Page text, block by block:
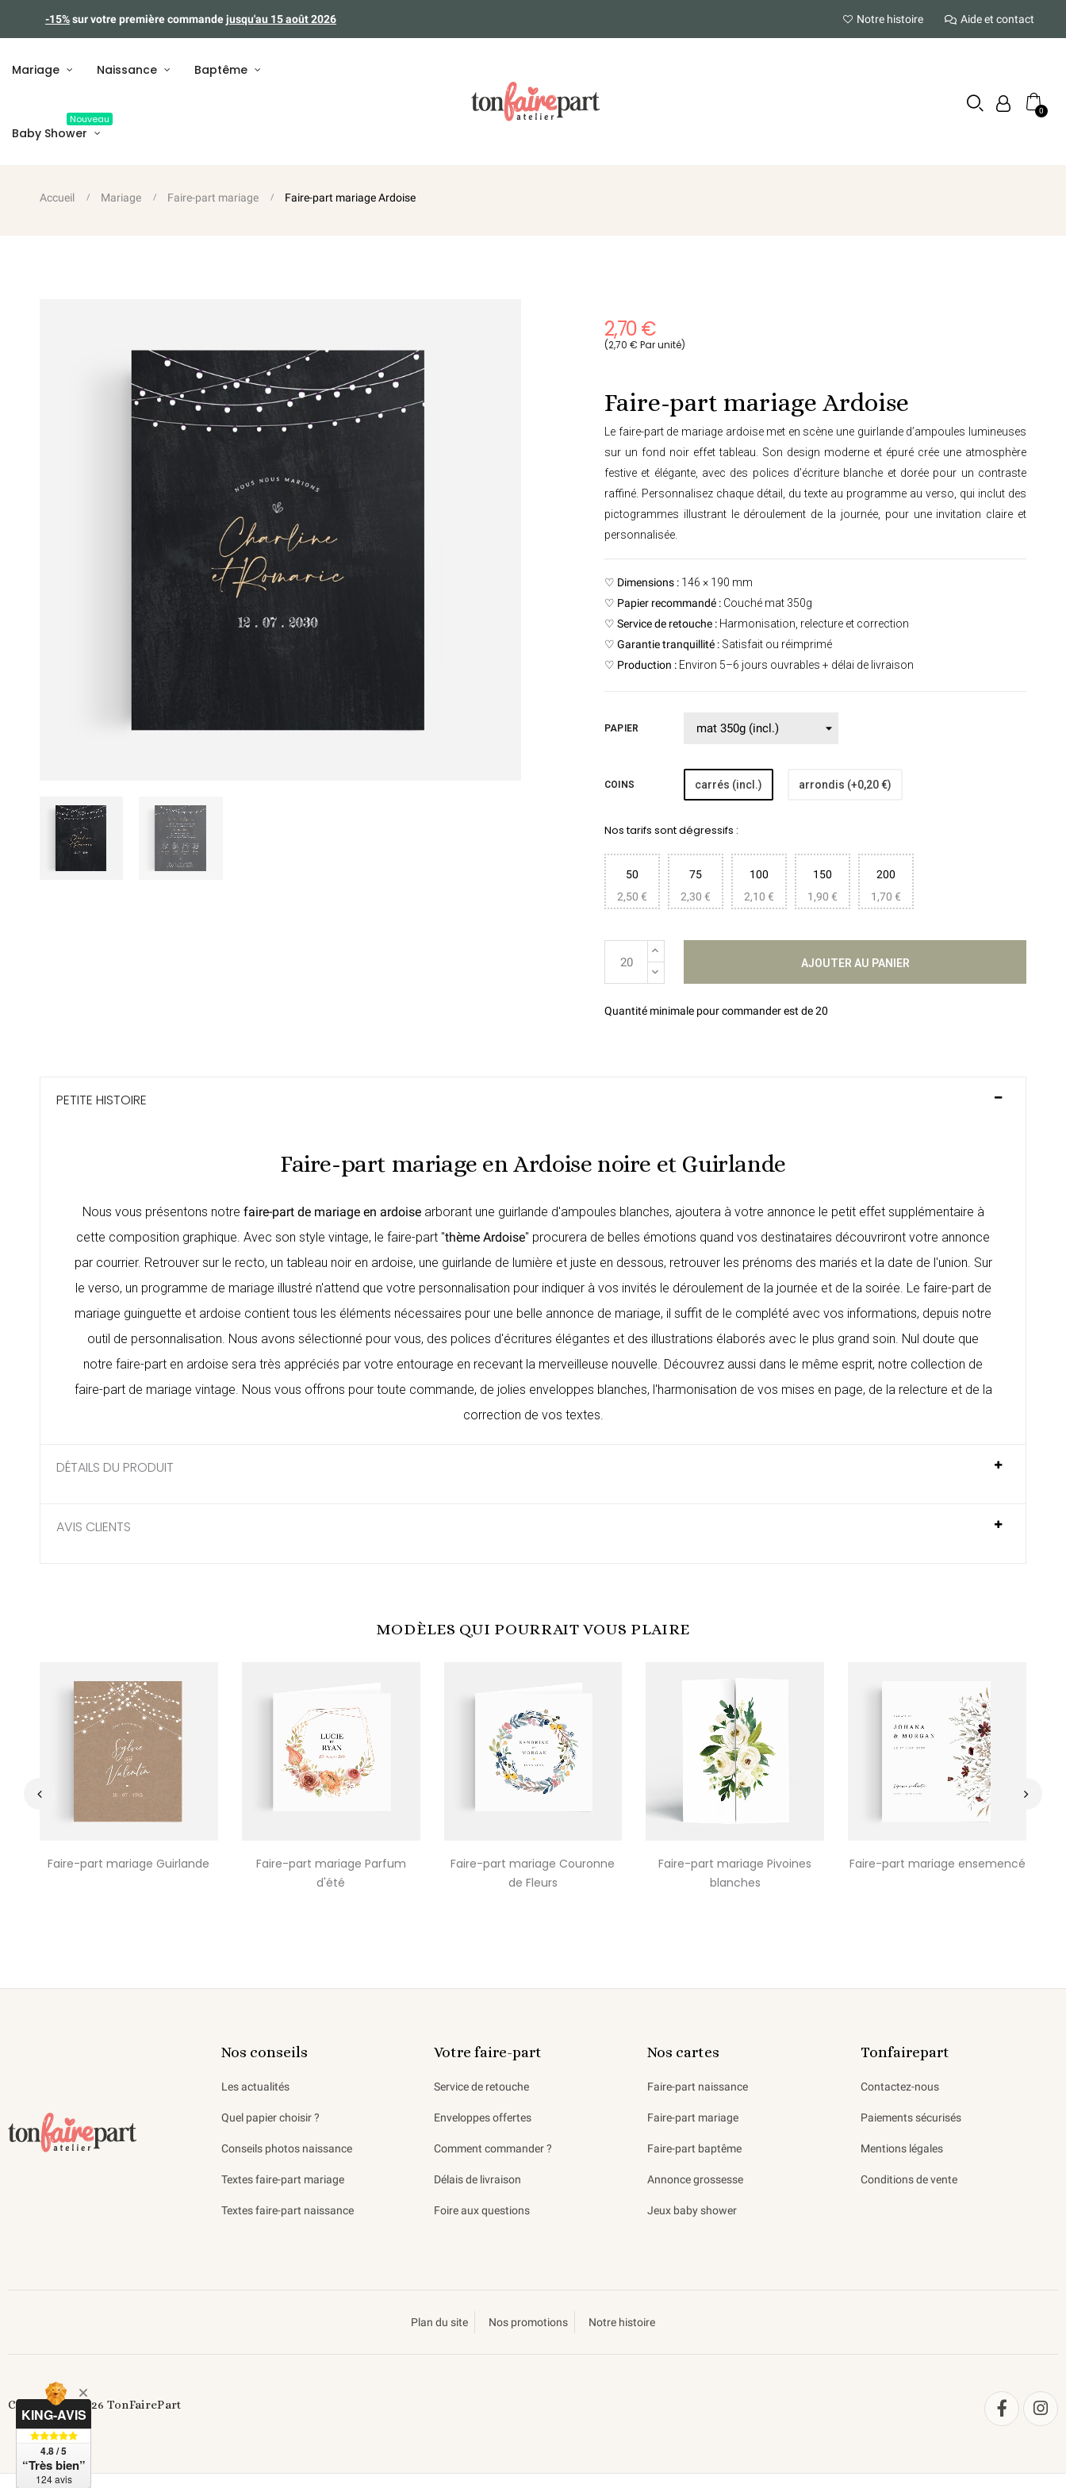
-15%sur votre première commandejusqu'au 15 août 2026 Notre histoire Aide et contact
Mariage Naissance Baptême
Baby Shower
Nouveau
Accueil Mariage Faire-part mariage Faire-part mariage Ardoise
2,70 €
(2,70 € Par unité)
Faire-part mariage Ardoise
Le faire-part de mariage ardoise met en scène une guirlande d’ampoules lumineuses
sur un fond noir effet tableau. Son design moderne et épuré crée une atmosphère
festive et élégante, avec des polices d’écriture blanche et dorée pour un contraste
raffiné. Personnalisez chaque détail, du texte au programme au verso, qui inclut des
pictogrammes illustrant le déroulement de la journée, pour une invitation claire et
personnalisée.
♡ Dimensions : 146 × 190 mm
♡ Papier recommandé : Couché mat 350g
♡ Service de retouche : Harmonisation, relecture et correction
♡ Garantie tranquillité : Satisfait ou réimprimé
♡ Production : Environ 5–6 jours ouvrables + délai de livraison
PAPIER
COINS carrés (incl.) arrondis (+0,20 €)
Nos tarifs sont dégressifs :
50
2,50 €
75
2,30 €
100
2,10 €
150
1,90 €
200
1,70 €
AJOUTER AU PANIER
Quantité minimale pour commander est de 20
PETITE HISTOIRE
Faire-part mariage en Ardoise noire et Guirlande
Nous vous présentons notre faire-part de mariage en ardoisearborant une guirlande d'ampoules blanches, ajoutera à votre annonce le petit effet supplémentaire à
cette composition graphique. Avec son style vintage, le faire-part "thème Ardoise" procurera de belles émotions quand vos destinataires découvriront votre annonce
par courrier. Retrouver sur le recto, un tableau noir en ardoise, une guirlande de lumière et juste en dessous, retrouver les prénoms des mariés et la date de l'union. Sur
le verso, un programme de mariage illustré n'attend que votre personnalisation pour indiquer à vos invités le déroulement de la journée et de la soirée. Le faire-part de
mariage guinguette et ardoise contient tous les éléments nécessaires pour une belle annonce de mariage, il suffit de le complété avec vos informations, depuis notre
outil de personnalisation. Nous avons sélectionné pour vous, des polices d'écritures élégantes et des illustrations élaborés avec le plus grand soin. Nul doute que
notre faire-part en ardoise sera très appréciés par votre entourage en recevant la merveilleuse nouvelle. Découvrez aussi dans le même esprit, notre collection de
faire-part de mariage vintage. Nous vous offrons pour toute commande, de jolies enveloppes blanches, l'harmonisation de vos mises en page, de la relecture et de la
correction de vos textes.
DÉTAILS DU PRODUIT
AVIS CLIENTS
MODÈLES QUI POURRAIT VOUS PLAIRE
Faire-part mariage Guirlande
Faire-part mariage Parfum
d'été
Faire-part mariage Couronne
de Fleurs
Faire-part mariage Pivoines
blanches
Faire-part mariage ensemencé
Nos conseils
Les actualités
Quel papier choisir ?
Conseils photos naissance
Textes faire-part mariage
Textes faire-part naissance
Votre faire-part
Service de retouche
Enveloppes offertes
Comment commander ?
Délais de livraison
Foire aux questions
Nos cartes
Faire-part naissance
Faire-part mariage
Faire-part baptême
Annonce grossesse
Jeux baby shower
Tonfairepart
Contactez-nous
Paiements sécurisés
Mentions légales
Conditions de vente
Plan du site Nos promotions Notre histoire
Copyright© 2026 TonFairePart
KING-AVIS
4.8 / 5
“Très bien”
124 avis